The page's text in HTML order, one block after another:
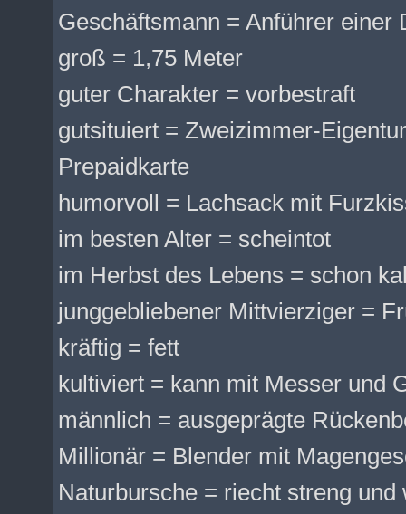
Geschäftsmann = Anführer einer
groß = 1,75 Meter
guter Charakter = vorbestraft
gutsituiert = Zweizimmer-
Prepaidkarte
humorvoll = Lachsack mit
im besten Alter = scheintot
im Herbst des Lebens = schon
junggebliebener Mittvierziger =
kräftig = fett
kultiviert = kann mit Messer und
männlich = ausgeprägte
Millionär = Blender mit
Naturbursche = riecht streng